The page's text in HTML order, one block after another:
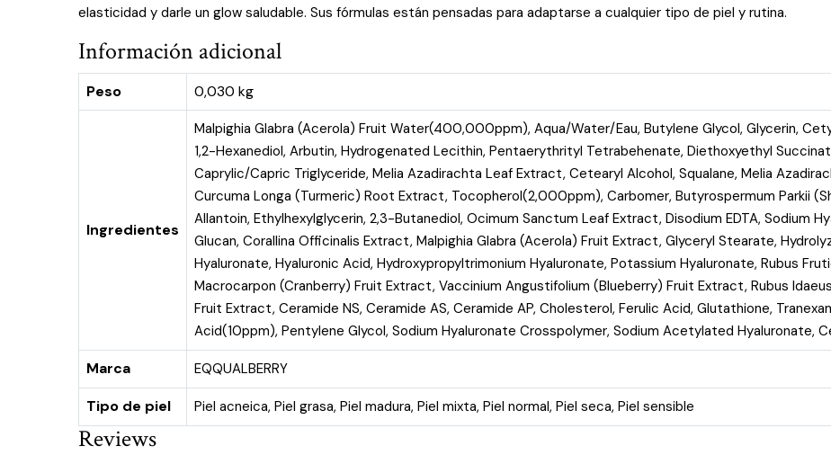
elasticidad y darle un glow saludable. Sus fórmulas están pensadas para adaptarse a cualquier tipo de piel y rutina.
Información adicional
Peso 0,030 kg
Ingredientes
Malpighia Glabra (Acerola) Fruit Water(400,000ppm), Aqua/Water/Eau, Butylene Glycol, Glycerin,
1,2-Hexanediol, Arbutin, Hydrogenated Lecithin, Pentaerythrityl Tetrabehenate, Diethoxyethyl
Caprylic/Capric Triglyceride, Melia Azadirachta Leaf Extract, Cetearyl Alcohol, Squalane, Melia
Curcuma Longa (Turmeric) Root Extract, Tocopherol(2,000ppm), Carbomer, Butyrospermum Parkii
Allantoin, Ethylhexylglycerin, 2,3-Butanediol, Ocimum Sanctum Leaf Extract, Disodium EDTA, Sodium
Glucan, Corallina Officinalis Extract, Malpighia Glabra (Acerola) Fruit Extract, Glyceryl Stearate,
Hyaluronate, Hyaluronic Acid, Hydroxypropyltrimonium Hyaluronate, Potassium Hyaluronate, Rubus
Macrocarpon (Cranberry) Fruit Extract, Vaccinium Angustifolium (Blueberry) Fruit Extract, Rubus
Fruit Extract, Ceramide NS, Ceramide AS, Ceramide AP, Cholesterol, Ferulic Acid, Glutathione,
Acid(10ppm), Pentylene Glycol, Sodium Hyaluronate Crosspolymer, Sodium Acetylated Hyaluronate,
Marca EQQUALBERRY
Tipo de piel Piel acneica, Piel grasa, Piel madura, Piel mixta, Piel normal, Piel seca, Piel sensible
Reviews